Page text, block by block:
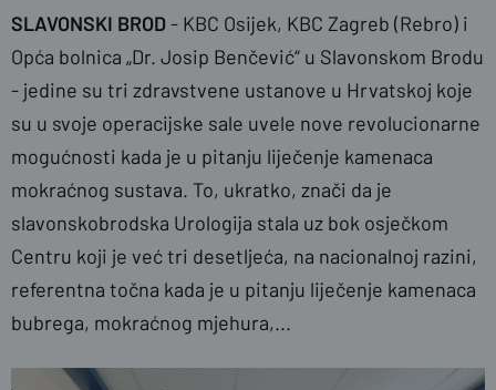
SLAVONSKI BROD- KBC Osijek, KBC Zagreb (Rebro) i
Opća bolnica „Dr. Josip Benčević“ u Slavonskom Brodu
- jedine su tri zdravstvene ustanove u Hrvatskoj koje
su u svoje operacijske sale uvele nove revolucionarne
mogućnosti kada je u pitanju liječenje kamenaca
mokraćnog sustava. To, ukratko, znači da je
slavonskobrodska Urologija stala uz bok osječkom
Centru koji je već tri desetljeća, na nacionalnoj razini,
referentna točna kada je u pitanju liječenje kamenaca
bubrega, mokraćnog mjehura,...